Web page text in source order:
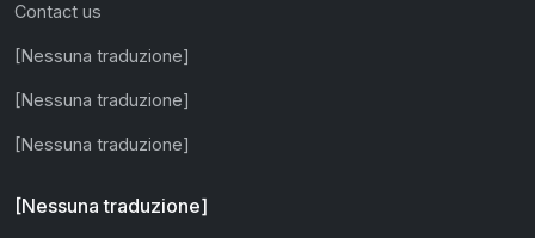
Contact us
[Nessuna traduzione]
[Nessuna traduzione]
[Nessuna traduzione]
[Nessuna traduzione]